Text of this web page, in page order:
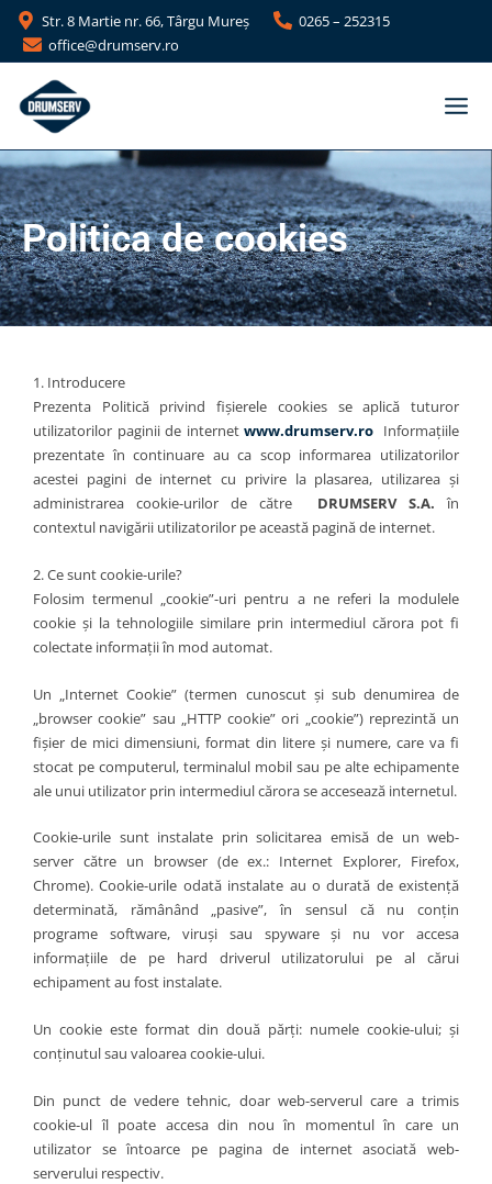
Skip
content
Str. 8 Martie nr. 66, Târgu Mureş
0265 – 252315
office@drumserv.ro
Politica de cookies
1. Introducere
Prezenta Politică privind fișierele cookies se aplică tuturor
utilizatorilor paginii de internet www.drumserv.ro Informațiile
prezentate în continuare au ca scop informarea utilizatorilor
acestei pagini de internet cu privire la plasarea, utilizarea și
administrarea cookie-urilor de către
DRUMSERV S.A. în
contextul navigării utilizatorilor pe această pagină de internet.
2. Ce sunt cookie-urile?
Folosim termenul „cookie”-uri pentru a ne referi la modulele
cookie și la tehnologiile similare prin intermediul cărora pot fi
colectate informații în mod automat.
Un „Internet Cookie” (termen cunoscut și sub denumirea de
„browser cookie” sau „HTTP cookie” ori „cookie”) reprezintă un
fișier de mici dimensiuni, format din litere și numere, care va fi
stocat pe computerul, terminalul mobil sau pe alte echipamente
ale unui utilizator prin intermediul cărora se accesează internetul.
Cookie-urile sunt instalate prin solicitarea emisă de un web-
server către un browser (de ex.: Internet Explorer, Firefox,
Chrome). Cookie-urile odată instalate au o durată de existență
determinată, rămânând „pasive”, în sensul că nu conțin
programe software, viruși sau spyware și nu vor accesa
informațiile de pe hard driverul utilizatorului pe al cărui
echipament au fost instalate.
Un cookie este format din două părți: numele cookie-ului; și
conținutul sau valoarea cookie-ului.
Din punct de vedere tehnic, doar web-serverul care a trimis
cookie-ul îl poate accesa din nou în momentul în care un
utilizator se întoarce pe pagina de internet asociată web-
serverului respectiv.